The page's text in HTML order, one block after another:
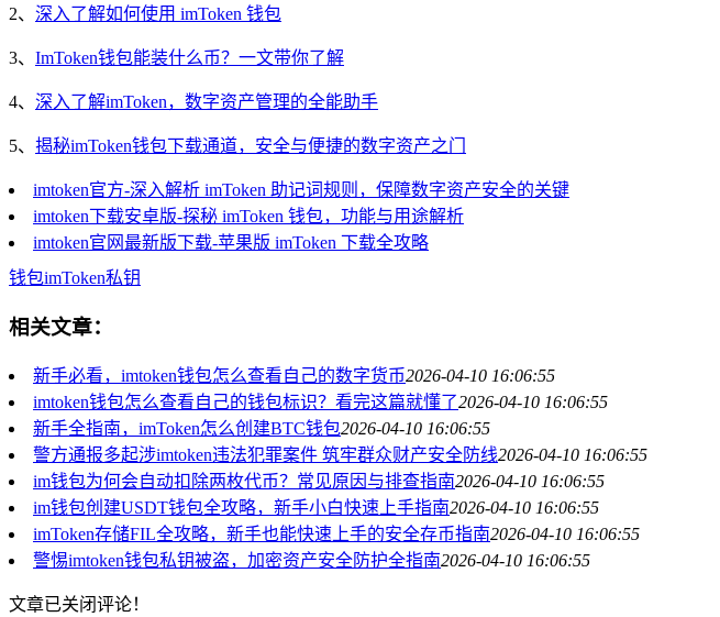
2、 深入了解如何使用 imToken 钱包
3、 ImToken钱包能装什么币？一文带你了解
4、 深入了解imToken，数字资产管理的全能助手
5、 揭秘imToken钱包下载通道，安全与便捷的数字资产之门
imtoken官方-深入解析 imToken 助记词规则，保障数字资产安全的关键
imtoken下载安卓版-探秘 imToken 钱包，功能与用途解析
imtoken官网最新版下载-苹果版 imToken 下载全攻略
钱包imToken私钥
相关文章：
新手必看，imtoken钱包怎么查看自己的数字货币2026-04-10 16:06:55
imtoken钱包怎么查看自己的钱包标识？看完这篇就懂了2026-04-10 16:06:55
新手全指南，imToken怎么创建BTC钱包2026-04-10 16:06:55
警方通报多起涉imtoken违法犯罪案件 筑牢群众财产安全防线2026-04-10 16:06:55
im钱包为何会自动扣除两枚代币？常见原因与排查指南2026-04-10 16:06:55
im钱包创建USDT钱包全攻略，新手小白快速上手指南2026-04-10 16:06:55
imToken存储FIL全攻略，新手也能快速上手的安全存币指南2026-04-10 16:06:55
警惕imtoken钱包私钥被盗，加密资产安全防护全指南2026-04-10 16:06:55
文章已关闭评论！